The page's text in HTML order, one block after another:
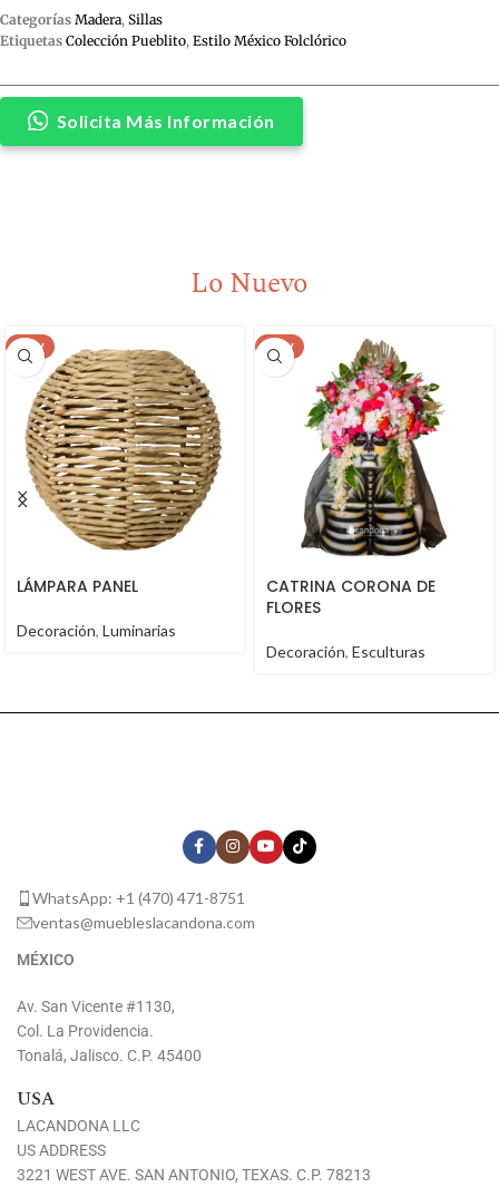
Categorías Madera, Sillas
Etiquetas Colección Pueblito, Estilo México Folclórico
Solicita Más Información
Lo Nuevo
NEW
LÁMPARA PANEL
Decoración, Luminarias
NEW
CATRINA CORONA DE
FLORES
Decoración, Esculturas
WhatsApp: +1 (470) 471-8751
ventas@muebleslacandona.com
MÉXICO
Av. San Vicente #1130,
Col. La Providencia.
Tonalá, Jalisco. C.P. 45400
USA
LACANDONA LLC
US ADDRESS
3221 WEST AVE. SAN ANTONIO, TEXAS. C.P. 78213